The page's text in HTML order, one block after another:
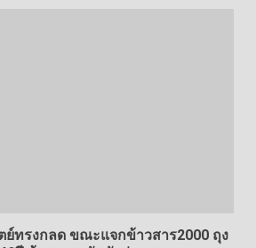
ทรงกลด ขณะแจกข้าวสาร2000 ถุง